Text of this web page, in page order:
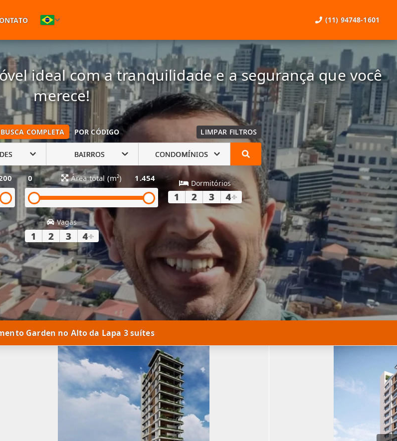
(11) 94748-1601 (11) 94748-1601
ideal com a tranquilidade e a segurança que você
merece!
BUSCA COMPLETA POR CÓDIGO LIMPAR FILTROS
BAIRROS CONDOMÍNIOS
0 Área total (m²) 1.454 Dormitórios
1 2 3 4+
Vagas
1 2 3 4+
Garden no Alto da Lapa 3 suítes